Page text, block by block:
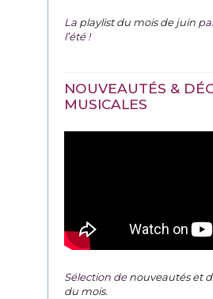
La playlist du mois de juin
l’été !
NOUVEAUTÉS &
MUSICALES
Sélection denouveautés et
du mois.